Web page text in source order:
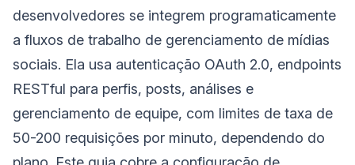
desenvolvedores se integrem programaticamente
a fluxos de trabalho de gerenciamento de mídias
sociais. Ela usa autenticação OAuth 2.0, endpoints
RESTful para perfis, posts, análises e
gerenciamento de equipe, com limites de taxa de
50-200 requisições por minuto, dependendo do